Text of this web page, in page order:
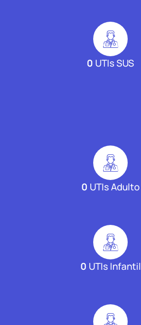
0 UTIs SUS
0 UTIs Adulto
0 UTIs Infantil